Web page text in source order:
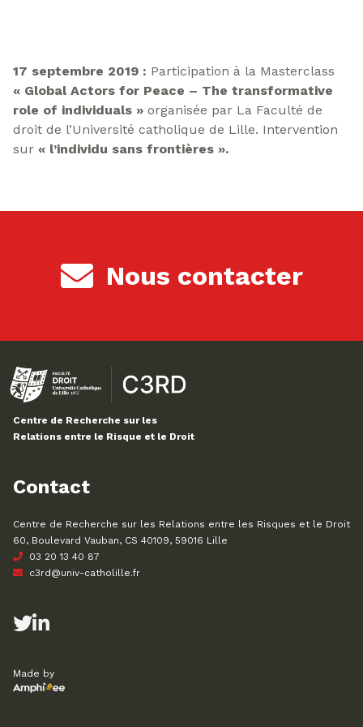
17 septembre 2019 : Participation à la Masterclass
« Global Actors for Peace – The transformative
role of individuals » organisée par La Faculté de
droit de l’Université catholique de Lille. Intervention
sur « l’individu sans frontières ».
Nous contacter
Centre de Recherche sur les
Relations entre le Risque et le Droit
Contact
Centre de Recherche sur les Relations entre les Risques et le Droit
60, Boulevard Vauban, CS 40109, 59016 Lille
03 20 13 40 87
c3rd@univ-catholille.fr
Made by